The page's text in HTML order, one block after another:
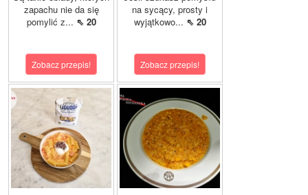
zapachu nie da się
pomylić z... ⇖ 20
Zobacz przepis!
na sycący, prosty i
wyjątkowo... ⇖ 20
Zobacz przepis!